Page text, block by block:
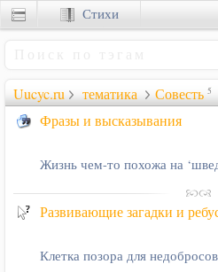
Uucyc.ru тематика Совесть 5
Фразы и высказывания
Жизнь чем-то похожа на
Развивающие загадки и
Клетка позора для
Стихи